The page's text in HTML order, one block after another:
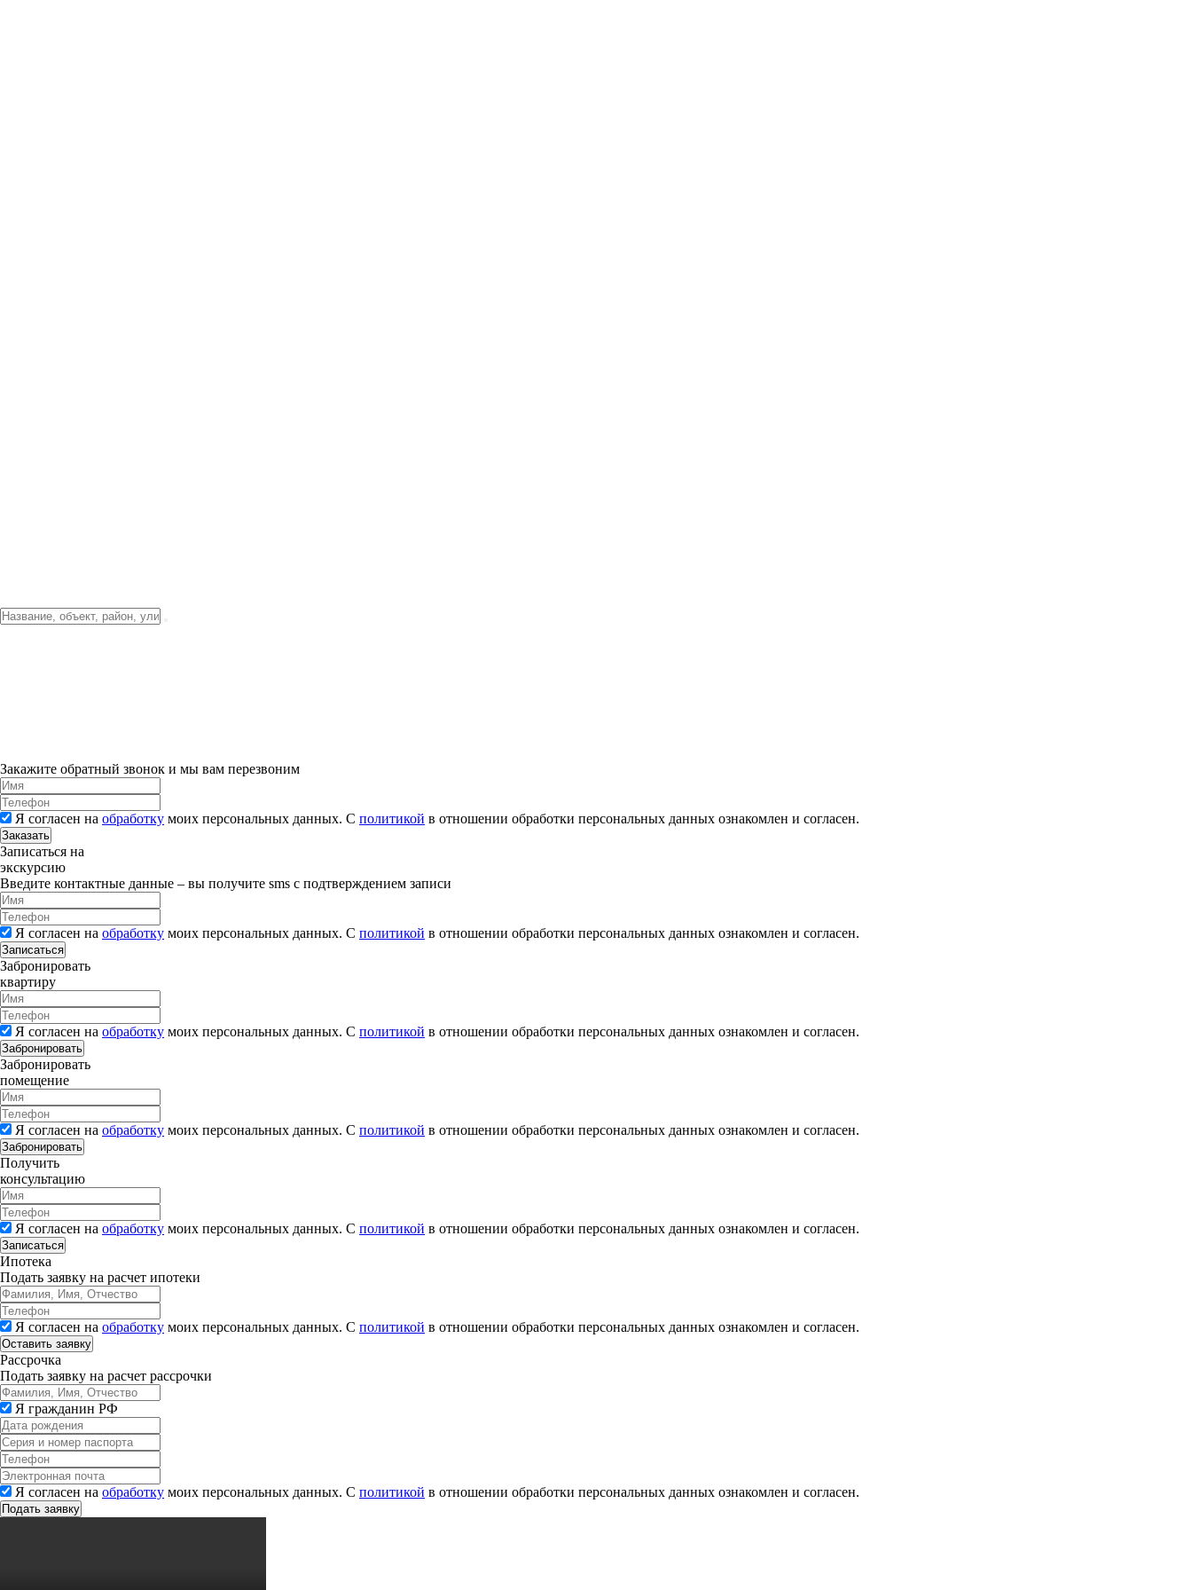
Закажите обратный звонок и мы вам перезвоним
Я согласен на обработку моих персональных данных. С политикой в отношении обработки персональных данных ознакомлен и согласен.
Заказать
Записаться на
экскурсию
Введите контактные данные – вы получите sms с подтверждением записи
Я согласен на обработку моих персональных данных. С политикой в отношении обработки персональных данных ознакомлен и согласен.
Записаться
Забронировать
квартиру
Я согласен на обработку моих персональных данных. С политикой в отношении обработки персональных данных ознакомлен и согласен.
Забронировать
Забронировать
помещение
Я согласен на обработку моих персональных данных. С политикой в отношении обработки персональных данных ознакомлен и согласен.
Забронировать
Получить
консультацию
Я согласен на обработку моих персональных данных. С политикой в отношении обработки персональных данных ознакомлен и согласен.
Записаться
Ипотека
Подать заявку на расчет ипотеки
Я согласен на обработку моих персональных данных. С политикой в отношении обработки персональных данных ознакомлен и согласен.
Рассрочка
Подать заявку на расчет рассрочки
Я гражданин РФ
Я согласен на обработку моих персональных данных. С политикой в отношении обработки персональных данных ознакомлен и согласен.